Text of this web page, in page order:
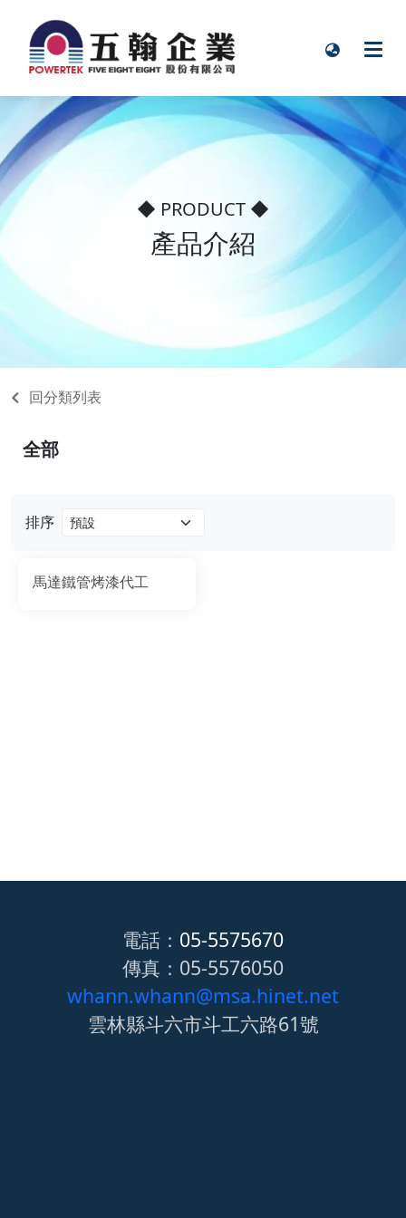
◆ PRODUCT ◆
產品介紹
回分類列表
排序
馬達鐵管烤漆代工
全部
電話： 05-5575670
傳真：05-5576050
whann.whann@msa.hinet.net
雲林縣斗六市斗工六路61號